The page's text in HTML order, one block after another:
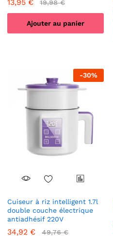
13,95 € 19,98€
Ajouter au panier
-30%
Cuiseur à riz intelligent 1.7l
double couche électrique
antiadhésif 220V
34,92 € 49,76€